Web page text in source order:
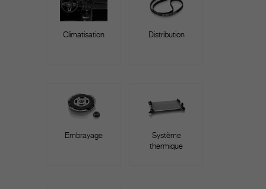
Climatisation Distribution
Embrayage
Système
thermique